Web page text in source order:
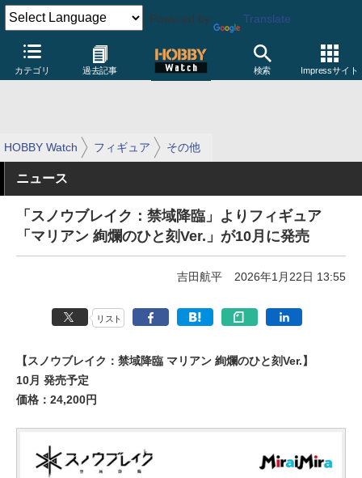
Powered by Translate
カテゴリ 過去記事 検索 Impressサイト
HOBBY Watch フィギュア その他
ニュース
「スノウブレイク：禁域降臨」よりフィギュア
「マリアン 絢爛のひと刻Ver.」が10月に発売
吉田航平 2026年1月22日 13:55
リスト
【スノウブレイク：禁域降臨 マリアン 絢爛のひと刻Ver.】
10月 発売予定
価格：24,200円